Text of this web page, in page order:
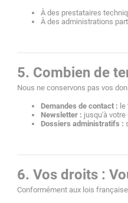
À des prestataires
À des administrations
5. Combien de
Nous ne conservons pas vos
Demandes de contact :
Newsletter : jusqu'à
Dossiers administratifs :
6. Vos droits :
Conformément aux lois